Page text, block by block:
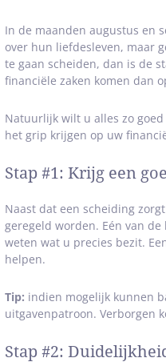
In de maanden augustus en
over hun liefdesleven, maar
te gaan scheiden, dan is de
financiële zaken komen dan
Natuurlijk wilt u alles zo
het grip krijgen op uw
Stap #1: Krijg een
Naast dat een scheiding
geregeld worden. Eén van
weten wat u precies bezit.
helpen.
Tip: indien mogelijk kunnen
uitgavenpatroon. Verborgen
Stap #2: